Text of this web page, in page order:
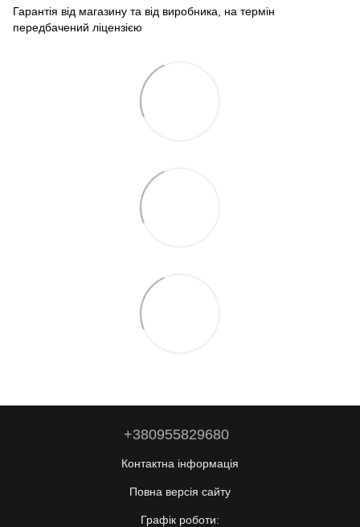
Гарантія від магазину та від виробника, на термін
передбачений ліцензією
+380955829680
Контактна інформація
Повна версія сайту
Графік роботи: